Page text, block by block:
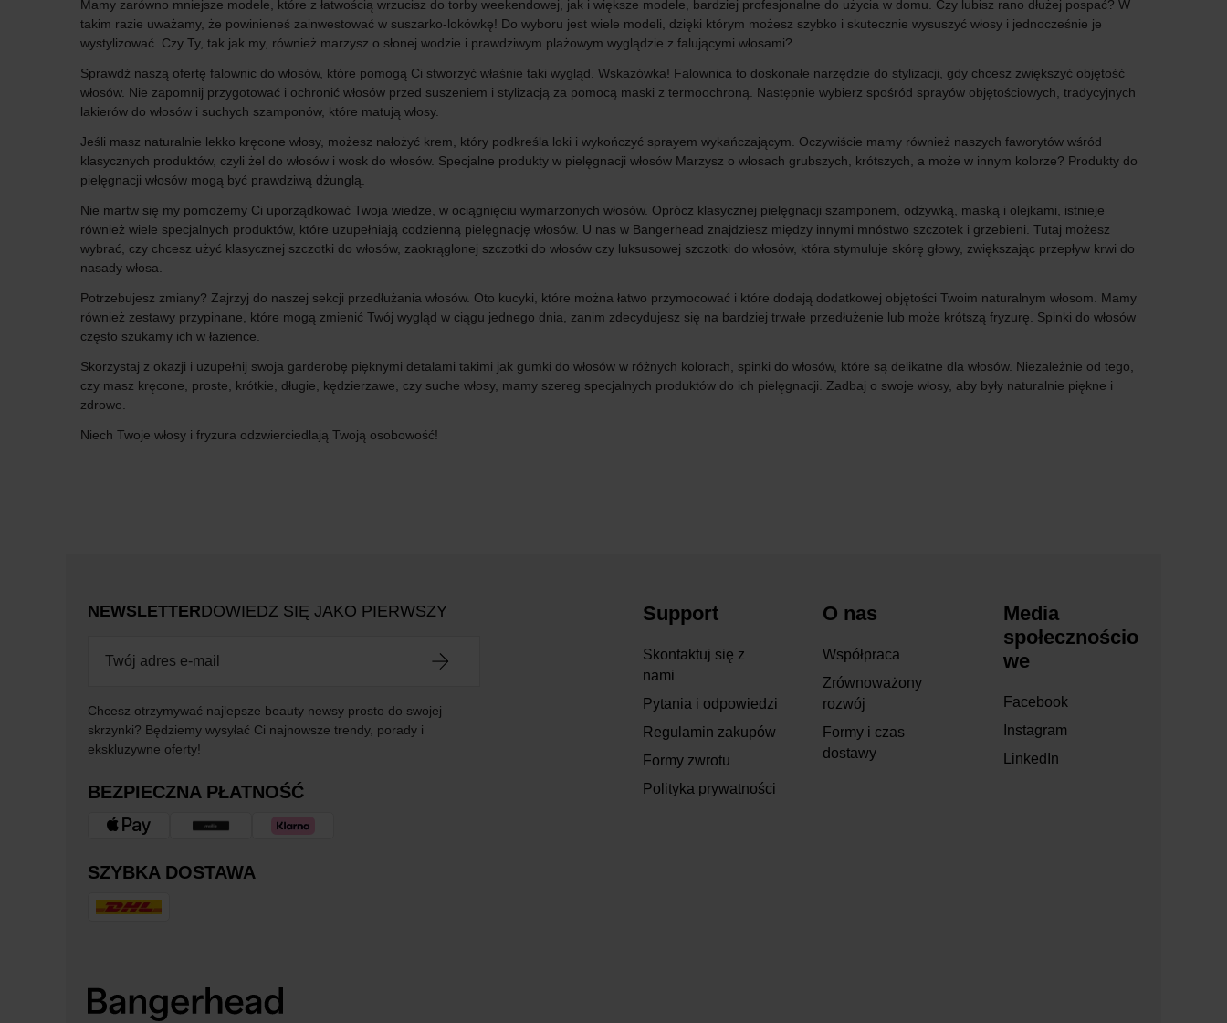
Mamy zarówno mniejsze modele, które z łatwością wrzucisz do torby weekendowej, jak i większe modele, bardziej profesjonalne do użycia w domu. Czy lubisz rano dłużej pospać? W
takim razie uważamy, że powinieneś zainwestować w suszarko-lokówkę! Do wyboru jest wiele modeli, dzięki którym możesz szybko i skutecznie wysuszyć włosy i jednocześnie je
wystylizować. Czy Ty, tak jak my, również marzysz o słonej wodzie i prawdziwym plażowym wyglądzie z falującymi włosami?
Sprawdź naszą ofertę falownic do włosów, które pomogą Ci stworzyć właśnie taki wygląd. Wskazówka! Falownica to doskonałe narzędzie do stylizacji, gdy chcesz zwiększyć objętość
włosów. Nie zapomnij przygotować i ochronić włosów przed suszeniem i stylizacją za pomocą maski z termoochroną. Następnie wybierz spośród sprayów objętościowych, tradycyjnych
lakierów do włosów i suchych szamponów, które matują włosy.
Jeśli masz naturalnie lekko kręcone włosy, możesz nałożyć krem, który podkreśla loki i wykończyć sprayem wykańczającym. Oczywiście mamy również naszych faworytów wśród
klasycznych produktów, czyli żel do włosów i wosk do włosów. Specjalne produkty w pielęgnacji włosów Marzysz o włosach grubszych, krótszych, a może w innym kolorze? Produkty do
pielęgnacji włosów mogą być prawdziwą dżunglą.
Nie martw się my pomożemy Ci uporządkować Twoja wiedze, w ociągnięciu wymarzonych włosów. Oprócz klasycznej pielęgnacji szamponem, odżywką, maską i olejkami, istnieje
również wiele specjalnych produktów, które uzupełniają codzienną pielęgnację włosów. U nas w Bangerhead znajdziesz między innymi mnóstwo szczotek i grzebieni. Tutaj możesz
wybrać, czy chcesz użyć klasycznej szczotki do włosów, zaokrąglonej szczotki do włosów czy luksusowej szczotki do włosów, która stymuluje skórę głowy, zwiększając przepływ krwi do
nasady włosa.
Potrzebujesz zmiany? Zajrzyj do naszej sekcji przedłużania włosów. Oto kucyki, które można łatwo przymocować i które dodają dodatkowej objętości Twoim naturalnym włosom. Mamy
również zestawy przypinane, które mogą zmienić Twój wygląd w ciągu jednego dnia, zanim zdecydujesz się na bardziej trwałe przedłużenie lub może krótszą fryzurę. Spinki do włosów
często szukamy ich w łazience.
Skorzystaj z okazji i uzupełnij swoja garderobę pięknymi detalami takimi jak gumki do włosów w różnych kolorach, spinki do włosów, które są delikatne dla włosów. Niezależnie od tego,
czy masz kręcone, proste, krótkie, długie, kędzierzawe, czy suche włosy, mamy szereg specjalnych produktów do ich pielęgnacji. Zadbaj o swoje włosy, aby były naturalnie piękne i
zdrowe.
Niech Twoje włosy i fryzura odzwierciedlają Twoją osobowość!
NEWSLETTERDOWIEDZ SIĘ JAKO PIERWSZY
Chcesz otrzymywać najlepsze beauty newsy prosto do swojej
skrzynki? Będziemy wysyłać Ci najnowsze trendy, porady i
ekskluzywne oferty!
BEZPIECZNA PŁATNOŚĆ
SZYBKA DOSTAWA
Support
Skontaktuj się z
nami
Pytania i odpowiedzi
Regulamin zakupów
Formy zwrotu
Polityka prywatności
O nas
Współpraca
Zrównoważony
rozwój
Formy i czas
dostawy
Media
społecznościo
we
Facebook
Instagram
LinkedIn